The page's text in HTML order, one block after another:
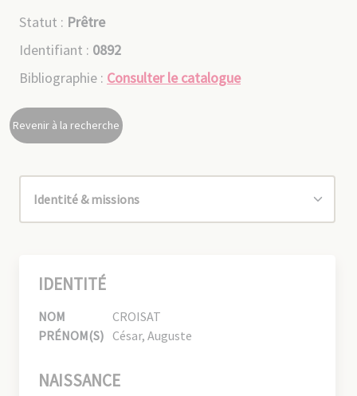
Statut : Prêtre
Identifiant : 0892
Bibliographie : Consulter le catalogue
Revenir à la recherche
IDENTITÉ
NOM
CROISAT
PRÉNOM(S) César, Auguste
NAISSANCE